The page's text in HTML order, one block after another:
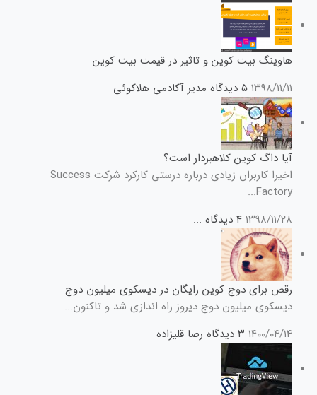
هاوینگ بیت کوین و تاثیر در قیمت بیت کوین
۱۳۹۸/۱۱/۱۱ ۵ دیدگاه مدیر آکادمی هلاکوئی
آیا داگ کوین کلاهبردار است؟
اخیرا کاربران زیادی درباره درستی کارکرد شرکت Success
Factory...
۱۳۹۸/۱۱/۲۸ ۴ دیدگاه ...
رقص برای دوج کوین رایگان در دیسکوی میلیون دوج
دیسکوی میلیون دوج دیروز راه اندازی شد و تاکنون...
۱۴۰۰/۰۴/۱۴ ۳ دیدگاه رضا قلیزاده